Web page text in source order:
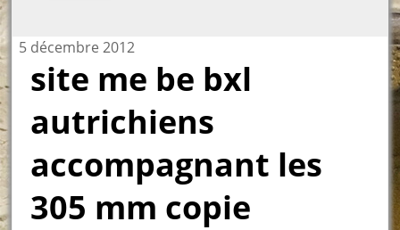
5 décembre 2012
site me be bxl
autrichiens
accompagnant les
305 mm copie